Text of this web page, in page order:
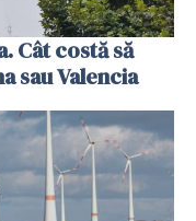
Cât costă să
sau Valencia